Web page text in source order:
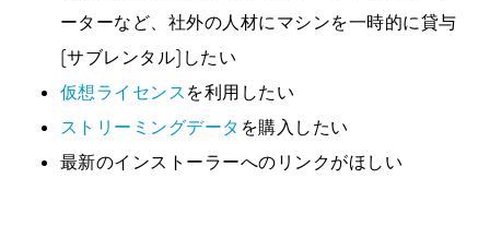
ーターなど、社外の人材にマシンを一時的に貸与
(サブレンタル)したい
仮想ライセンス を利用したい
ストリーミングデータ を購入したい
最新のインストーラーへのリンクがほしい